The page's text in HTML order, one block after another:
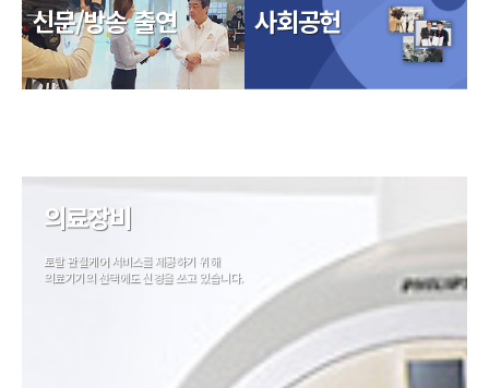
신문/방송 출연 사회공헌
의료장비
토탈 관절케어 서비스를 제공하기 위해
의료기기의 선택에도 신경을 쓰고 있습니다.